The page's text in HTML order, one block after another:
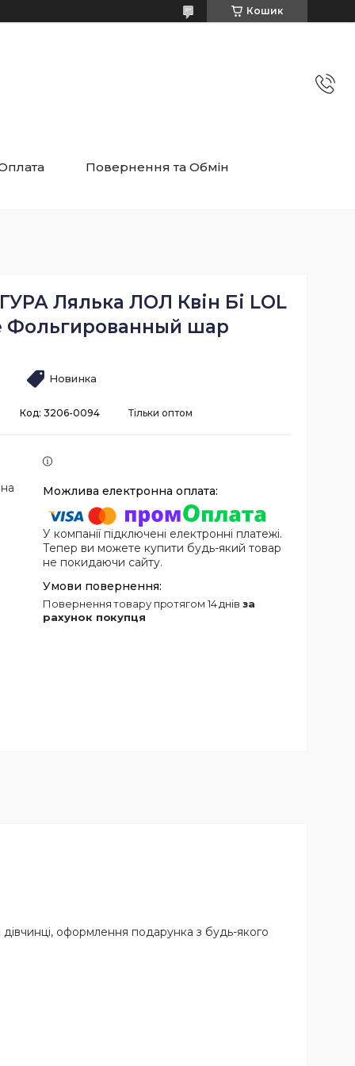
Кошик
Повернення та Обмін
Лялька ЛОЛ Квін Бі LOL
Фольгированный шар
Новинка
Тільки оптом
Код: 3206-0094
У компанії підключені електронні платежі.
Тепер ви можете купити будь-який товар
не покидаючи сайту.
повернення товару протягом 14 днів за
рахунок покупця
оформлення подарунка з будь-якого